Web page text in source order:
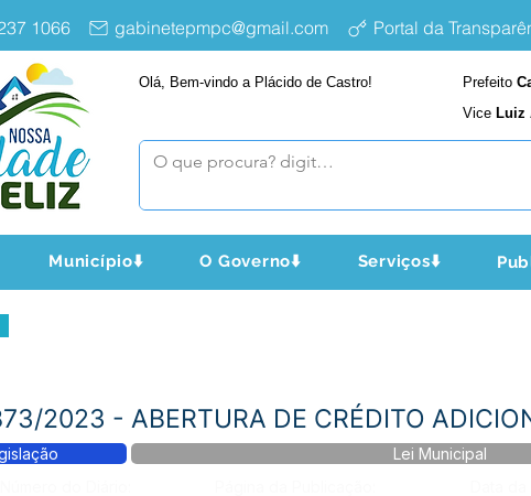
1066 gabinetepmpc@gmail.com Portal da
Olá, Bem-vindo a Plácido de Castro! Prefeito
Vice Luiz
Município⬇️ O Governo⬇️ Serviços⬇️
2023 - ABERTURA DE CRÉDITO
Lei Municipal